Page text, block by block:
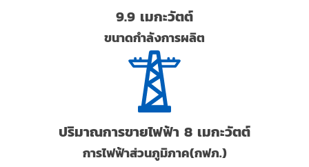
9.9 เมกะวัตต์
ขนาดกำลังการผลิต
ปริมาณการขายไฟฟ้า 8 เมกะวัตต์
การไฟฟ้าส่วนภูมิภาค(กฟภ.)